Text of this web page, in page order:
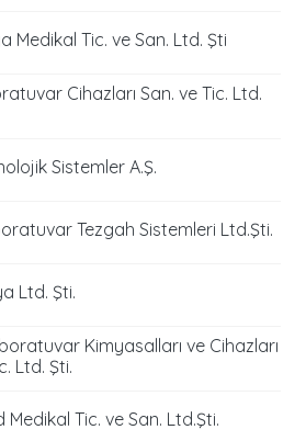
Medikal Tic. ve San. Ltd. Şti
Cihazları San. ve Tic. Ltd.
Sistemler A.Ş.
Tezgah Sistemleri Ltd.Şti.
Ltd. Şti.
Kimyasalları ve Cihazları
Ltd. Şti.
Medikal Tic. ve San. Ltd.Şti.